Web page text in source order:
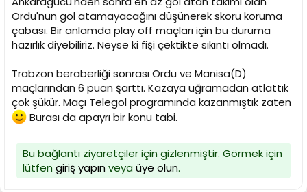
Ordu'nun gol atamayacağını düşünerek skoru koruma
çabası. Bir anlamda play off maçları için bu duruma
hazırlık diyebiliriz. Neyse ki fişi çektikte sıkıntı olmadı.
Trabzon beraberliği sonrası Ordu ve Manisa(D)
maçlarından 6 puan şarttı. Kazaya uğramadan atlattık
çok şükür. Maçı Telegol programında kazanmıştık zaten
Burası da apayrı bir konu tabi.
Bu bağlantı ziyaretçiler için gizlenmiştir. Görmek için
lütfen giriş yapınveya üye olun.